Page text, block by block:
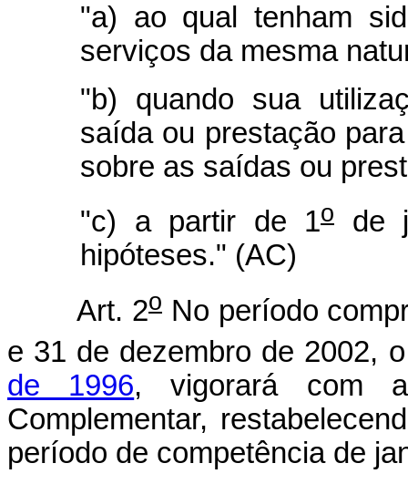
"a) ao qual tenham
serviços da mesma
"b) quando sua
saída ou prestação
sobre as saídas ou
"c) a partir de 1o
de
hipóteses." (AC)
Art. 2o No período
e 31 de dezembro de 2002,
de 1996, vigorará com
Complementar,
período de competência de